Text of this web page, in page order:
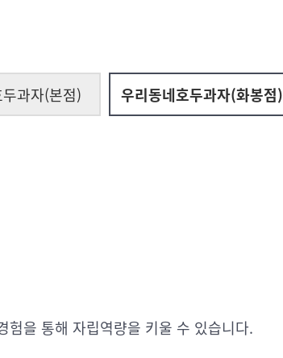
과자(본점) 우리동네호두과자(화봉점)
을 통해 자립역량을 키울 수 있습니다.